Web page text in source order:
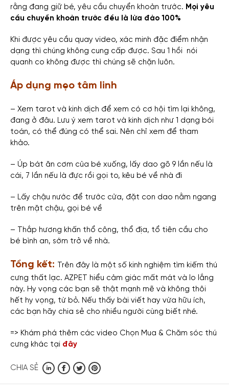
rằng đang giữ bé, yêu cầu chuyển khoản trước. Mọi yêu
cầu chuyển khoản trước đều là lừa đảo 100%
Khi được yêu cầu quay video, xác minh đặc điểm nhận
dạng thì chúng không cung cấp được. Sau 1 hồi nói
quanh co không được thì chúng sẽ chặn luôn.
Áp dụng mẹo tâm linh
– Xem tarot và kinh dịch để xem có cơ hội tìm lại không,
đang ở đâu. Lưu ý xem tarot và kinh dịch như 1 dạng bói
toán, có thể đúng có thể sai. Nên chỉ xem để tham
khảo.
– Úp bát ăn cơm của bé xuống, lấy dao gõ 9 lần nếu là
cái, 7 lần nếu là đực rồi gọi to, kêu bé về nhà đi
– Lấy chậu nước để trước cửa, đặt con dao nằm ngang
trên mặt chậu, gọi bé về
– Thắp hương khấn thổ công, thổ địa, tổ tiên cầu cho
bé bình an, sớm trở về nhà.
Tổng kết: Trên đây là một số kinh nghiệm tìm kiếm thú
cưng thất lạc. AZPET hiểu cảm giác mất mát và lo lắng
này. Hy vọng các bạn sẽ thật mạnh mẽ và không thôi
hết hy vọng, từ bỏ. Nếu thấy bài viết hay vừa hữu ích,
các bạn hãy chia sẻ cho nhiều người cùng biết nhé.
=> Khám phá thêm các video Chọn Mua & Chăm sóc thú
cưng khác tại đây
CHIA SẺ